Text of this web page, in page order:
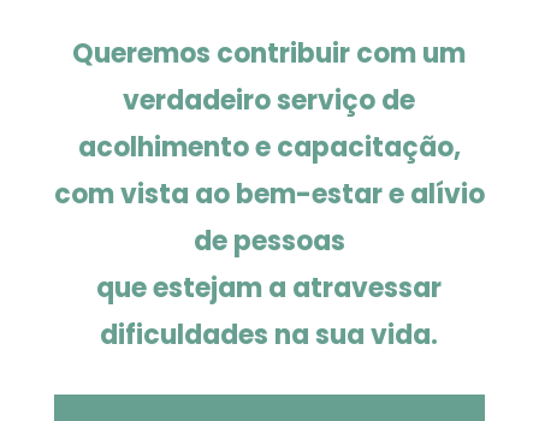
Queremos contribuir com um
verdadeiro serviço de
acolhimento e capacitação,
com vista ao bem-estar e alívio
de pessoas
que estejam a atravessar
dificuldades na sua vida.